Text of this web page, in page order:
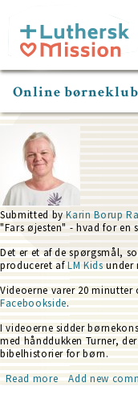
main
content
Online
Submitted byKarin Borup
"Fars øjesten" - hvad for en
Det er et af de spørgsmål,
produceret afLM Kids under
Videoerne varer 20
Facebookside.
I videoerne sidder
med hånddukken Turner,
bibelhistorier for børn.
Read moreabout
Add new